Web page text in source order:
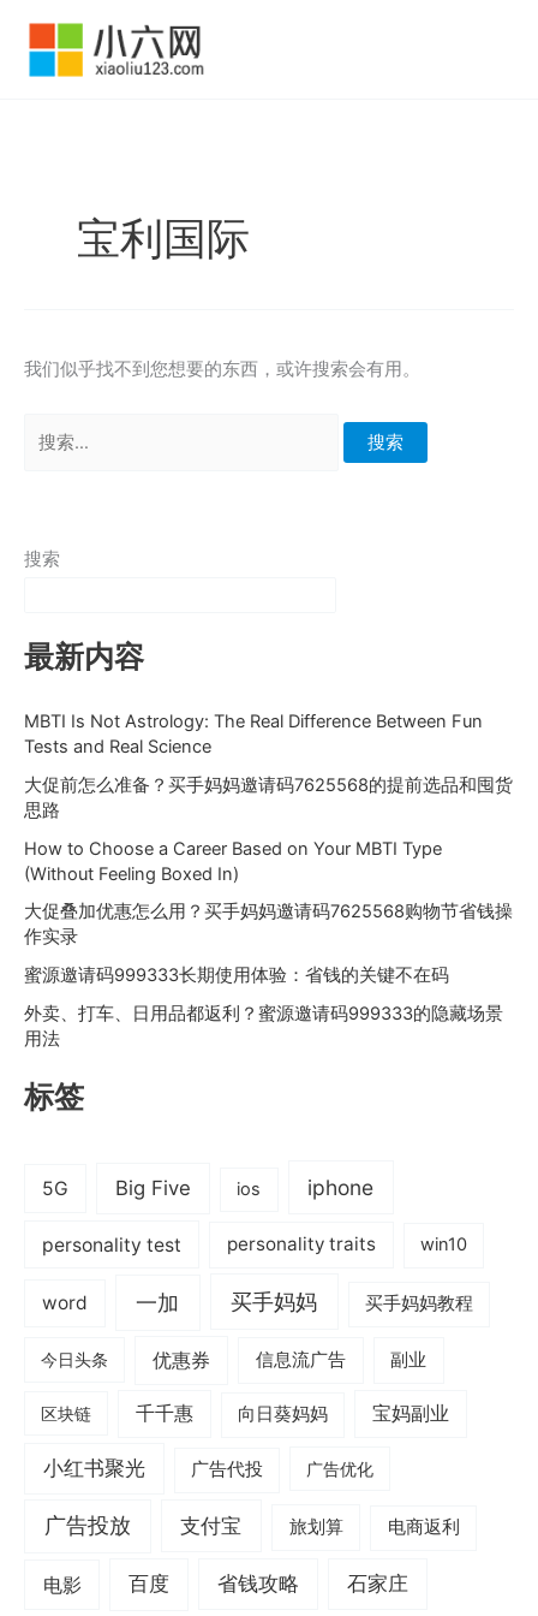
宝利国际
我们似乎找不到您想要的东西，或许搜索会有用。
索：
搜索
最新内容
MBTI Is Not Astrology: The Real Difference Between Fun
Tests and Real Science
大促前怎么准备？买手妈妈邀请码7625568的提前选品和囤货
思路
How to Choose a Career Based on Your MBTI Type
(Without Feeling Boxed In)
大促叠加优惠怎么用？买手妈妈邀请码7625568购物节省钱操
作实录
蜜源邀请码999333长期使用体验：省钱的关键不在码
外卖、打车、日用品都返利？蜜源邀请码999333的隐藏场景
用法
标签
5G Big Five ios iphone
personality test personality traits win10
word 一加 买手妈妈 买手妈妈教程
今日头条 优惠券 信息流广告 副业
区块链 千千惠 向日葵妈妈 宝妈副业
小红书聚光 广告代投 广告优化
广告投放 支付宝 旅划算 电商返利
电影 百度 省钱攻略 石家庄